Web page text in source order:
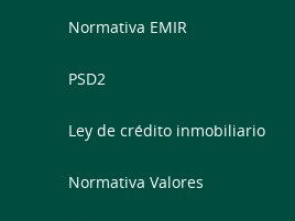
Normativa EMIR
PSD2
Ley de crédito inmobiliario
Normativa Valores